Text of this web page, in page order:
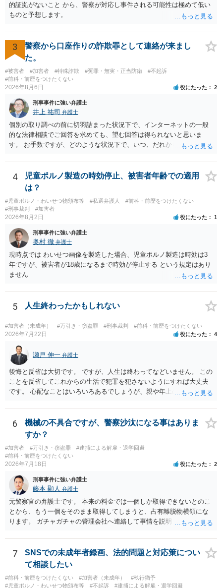
的証拠がないこと から、警察が対応し事件される可能性は極めて低い
ものと予想します。
3
警察から口座作りの詐欺罪として連絡が来まし
た。
#被害者 #加害者 #特殊詐欺 #冤罪・無実・正当防衛
#不起訴
#前科・前歴をつけたくない
2026年8月6日 役にたった 2
刑事事件に強い弁護士
井上 祐司 弁護士
個別の取り調べの前に切羽詰まった状況下で、インターネットの一般
的な法律相談でご回答を求めても、望む回答は得られないと思いま
す。 お手数ですが、どのような状況下で、いつ、だれからどのような
の程度だと聞いているのかということについて、お近くで詳細な法律
相談を受けられたうえで対処方法を探された方がよいと思われます。
一般論でいえば、任意取り調べの場合、ＩＣレコーダーを持参して取
り調べ内容を録音することは必須だと考えます。
4
児童ポルノ製造の時効停止、被害者年齢での適用
は？
#児童ポルノ・わいせつ物頒布等 #私選弁護人
#前科・前歴をつけたくない
#刑事裁判
#加害者
2026年8月2日 役にたった 1
刑事事件に強い弁護士
奥村 徹 弁護士
現時点では わいせつ画像を製造した場合、児童ポルノ製造は時効は3
年ですが、被害者が18歳になるまで時効が停止する という規定はあり
ません
5 人生終わったかもしれない
#加害者（未成年） #万引き・窃盗罪 #刑事裁判 #前科・前歴をつけたくない
2026年7月22日 役にたった 4
瀬戸 伸一 弁護士
後悔と反省は大切です。 ですが、人生は終わってなどいません。 この
ことを反省してこれからの生活で犯罪を犯さないようにすれば大丈夫
です。 心配なことはいろいろあるでしょうが、親や年上の兄弟や信頼
す。
6
機械の不具合ですが、警察沙汰になる事はありま
すか？
#加害者 #万引き・窃盗罪
#逮捕による解雇・退学回避
#前科・前歴をつけたくない
2026年7月18日 役にたった 2
刑事事件に強い弁護士
藤本 顯人 弁護士
元警察官の弁護士です。 本来の料金では一個しか取得できないとのこ
とから、もう一個をそのまま取得してしまうと、占有離脱物横領にな
ります。 ガチャガチャの管理会社へ連絡して事情を説明して一個返還
あるいは管理会社がお金は不要かつ返還不要との申し出があれば取得
しても問題ありません。
7
SNSでの未成年者録画、法的問題と対応策につい
て相談したい
#前科・前歴をつけたくない #加害者（未成年）
#執行猶予
#児童ポルノ・わいせつ物頒布等
#不起訴 #逮捕による解雇・退学回避